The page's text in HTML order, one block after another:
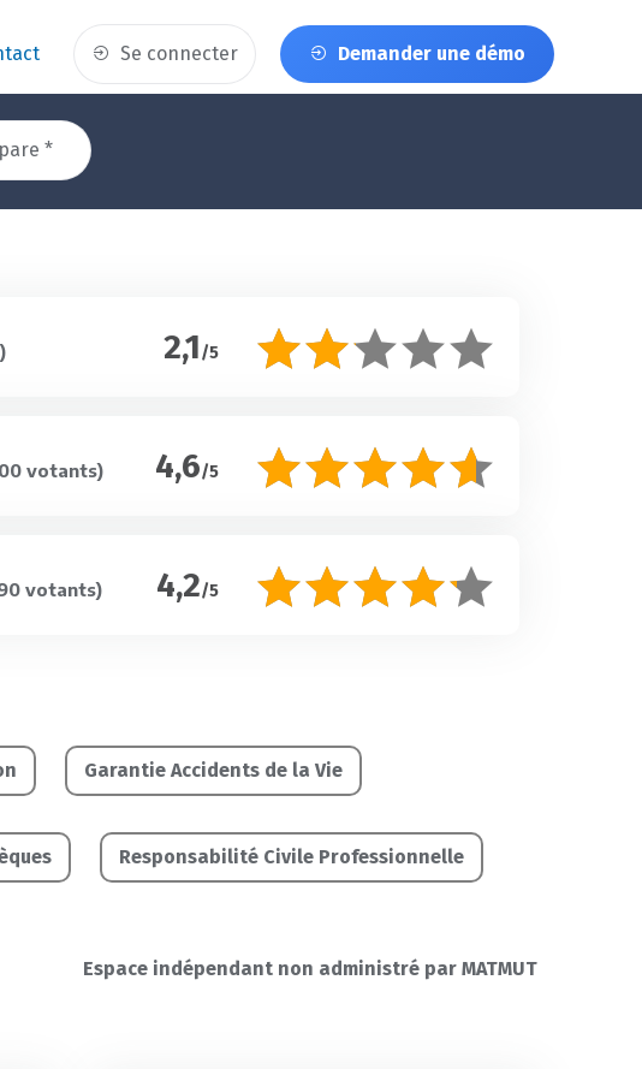
Se connecter Demander une démo
*
2,1/5
votants) 4,6/5
votants) 4,2/5
Garantie Accidents de la Vie
Responsabilité Civile Professionnelle
Espace indépendant non administré par MATMUT